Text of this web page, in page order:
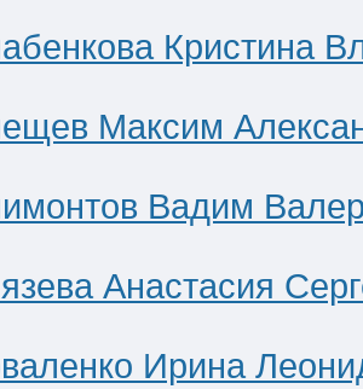
Кристина
Максим
Вадим
Анастасия
Ирина